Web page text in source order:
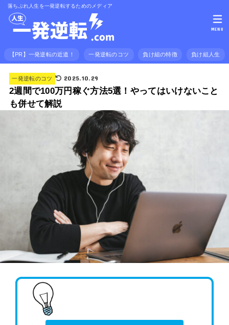
落ちぶれ人生を一発逆転するためのメディア
【PR】一発逆転の近道！ 一発逆転のコツ 負け組の特徴 負け組人生
MENU
一発逆転のコツ 2025.10.29
2週間で100万円稼ぐ方法5選！やってはいけないこと
も併せて解説